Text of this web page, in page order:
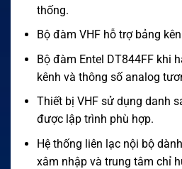
thống.
Bộ đàm VHF hỗ trợ bảng
Bộ đàm Entel DT844FF khi
kênh và thông số analog
Thiết bị VHF sử dụng danh
được lập trình phù hợp.
Hệ thống liên lạc nội bộ
xâm nhập và trung tâm chỉ